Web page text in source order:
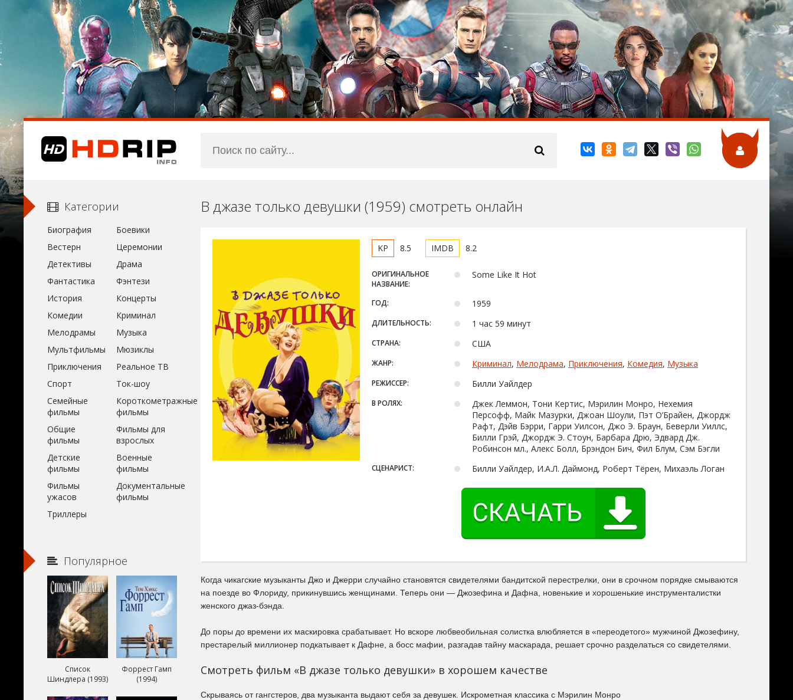
В джазе только девушки (1959) смотреть онлайн
8.5 8.2
ОРИГИНАЛЬНОЕ
НАЗВАНИЕ:
Some Like It Hot
ГОД: 1959
ДЛИТЕЛЬНОСТЬ: 1 час 59 минут
СТРАНА: США
ЖАНР: Криминал, Мелодрама, Приключения, Комедия, Музыка
РЕЖИССЕР: Билли Уайлдер
В РОЛЯХ:
Джек Леммон, Тони Кертис, Мэрилин Монро, Нехемия
Персофф, Майк Мазурки, Джоан Шоули, Пэт О’Брайен, Джордж
Рафт, Дэйв Бэрри, Гарри Уилсон, Джо Э. Браун, Беверли Уиллс,
Билли Грэй, Джордж Э. Стоун, Барбара Дрю, Эдвард Дж.
Робинсон мл., Алекс Болл, Брэндон Бич, Фил Блум, Сэм Бэгли
СЦЕНАРИСТ: Билли Уайлдер, И.А.Л. Даймонд, Роберт Тёрен, Михаэль Логан
Когда чикагские музыканты Джо и Джерри случайно становятся свидетелями бандитской перестрелки, они в срочном порядке смываются
на поезде во Флориду, прикинувшись женщинами. Теперь они — Джозефина и Дафна, новенькие и хорошенькие инструменталистки
женского джаз-бэнда.
До поры до времени их маскировка срабатывает. Но вскоре любвеобильная солистка влюбляется в «переодетого» мужчиной Джозефину,
престарелый миллионер подкатывает к Дафне, а босс мафии, разгадав тайну маскарада, решает срочно разделаться со свидетелями.
Смотреть фильм «В джазе только девушки» в хорошем качестве
Скрываясь от гангстеров, два музыканта выдают себя за девушек. Искрометная классика с Мэрилин Монро
Категории
Биография
Боевики
Вестерн
Церемонии
Детективы
Драма
Фантастика
Фэнтези
История
Концерты
Комедии
Криминал
Мелодрамы
Музыка
Мультфильмы
Мюзиклы
Приключения
Реальное ТВ
Спорт
Ток-шоу
Семейные
фильмы
Короткометражные
фильмы
Общие
фильмы
Фильмы для
взрослых
Детские
фильмы
Военные
фильмы
Фильмы
ужасов
Документальные
фильмы
Триллеры
Популярное
Список
Шиндлера (1993)
Форрест Гамп
(1994)